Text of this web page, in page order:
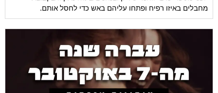
מחבלים באיזו רפיח ופתחו עליהם באש כדי לחסל אותם.